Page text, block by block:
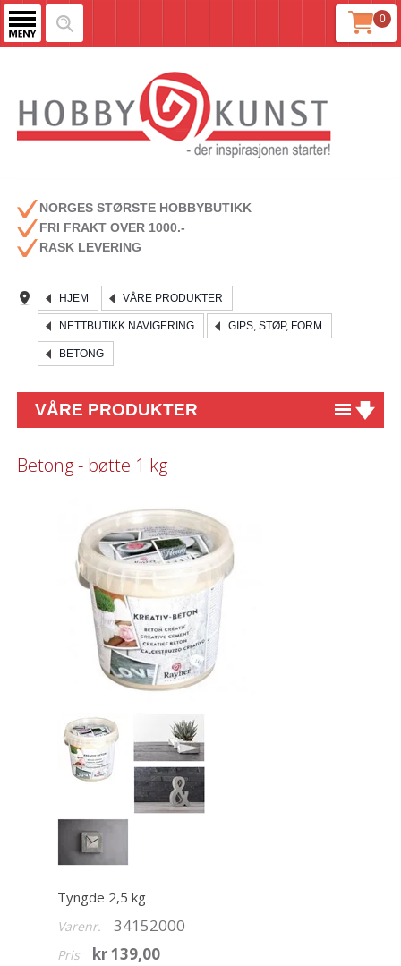
0
NORGES STØRSTE HOBBYBUTIKK
FRI FRAKT OVER 1000.-
RASK LEVERING
HJEM VÅRE PRODUKTER
NETTBUTIKK NAVIGERING GIPS, STØP, FORM
BETONG
VÅRE PRODUKTER
Kurs & aktiviteter
Kort & Scrapbooking
Scrapbooking & lommescrapping
Planners & kalender
Art Journaling & Mixed Media
Vokssegl & tilbehør
Lim & Verktøy
Barnehobby
Bånd, Blonder & Tekstil
Garn & Tilbehør
Betong
Betong - bøtte 1 kg
Tyngde 2,5 kg
Varenr. 34152000
Pris kr 139,00